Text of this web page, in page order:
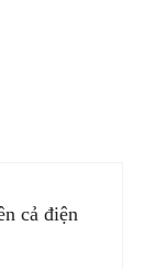
cả điện